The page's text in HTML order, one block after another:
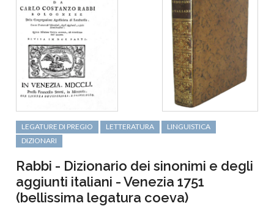
LEGATURE DI PREGIO LETTERATURA
LINGUISTICA
DIZIONARI
Rabbi - Dizionario dei sinonimi e degli
aggiunti italiani - Venezia 1751
(bellissima legatura coeva)